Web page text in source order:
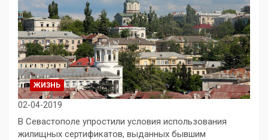
ЖИЗНЬ
02-04-2019
В Севастополе упростили условия использования
жилищных сертификатов, выданных бывшим